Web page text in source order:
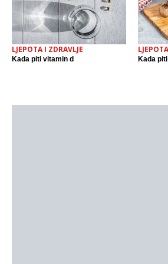
LJEPOTA I ZDRAVLJE
Kada piti vitamin d Kada